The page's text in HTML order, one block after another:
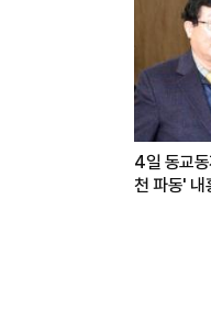
4일 동교
천 파동' 내